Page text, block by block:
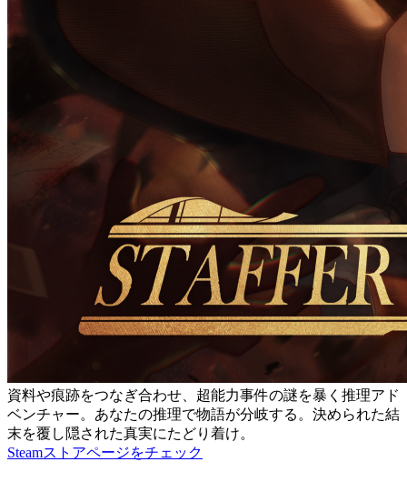
資料や痕跡をつなぎ合わせ、超能力事件の謎を暴く推理アド
ベンチャー。あなたの推理で物語が分岐する。決められた結
末を覆し隠された真実にたどり着け。
Steamストアページをチェック